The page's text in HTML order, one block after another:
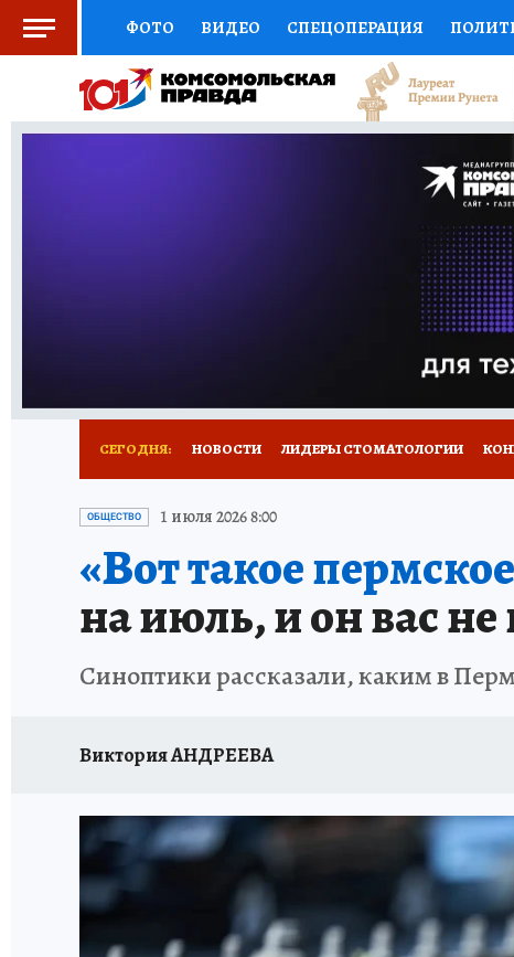
ФОТО ВИДЕО СПЕЦОПЕРАЦИЯ
СОЦПОДДЕРЖКА НАУКА СПОРТ
ВЫБОР ЭКСПЕРТОВ ДОКТОР ФИНАНСЫ
ПРОГНОЗЫ НА СПОРТ
НОВОЕ НА
СЕГОДНЯ: НОВОСТИ ЛИДЕРЫ СТОМАТОЛОГИИ
ВОЕНКОРЫ
СНЕГОПАД ВЕКА НАСТОЯЩИЕ ЛЮДИ
КЛИНИКА ГОДА 2025 ПРОИСШЕСТВИЯ
ИСПЫТАНО НА СЕБЕ КЛИНИКА ГОДА-2024
ОБЩЕСТВО 1 июля 2026 8:00
«Вот такое
на июль, и он вас не
Синоптики рассказали, каким в
Виктория АНДРЕЕВА